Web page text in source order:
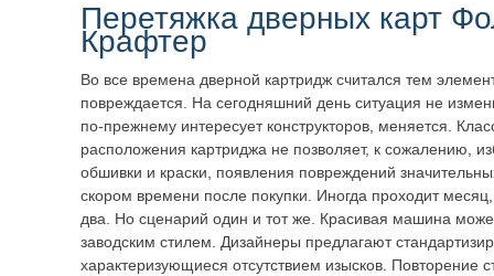
Перетяжка дверных карт
Крафтер
Во все времена дверной картридж считался тем
повреждается. На сегодняшний день ситуация не
по-прежнему интересует конструкторов, меняется.
расположения картриджа не позволяет, к сожалению,
обшивки и краски, появления повреждений
скором времени после покупки. Иногда проходит
два. Но сценарий один и тот же. Красивая машина
заводским стилем. Дизайнеры предлагают
характеризующиеся отсутствием изысков. Повторение